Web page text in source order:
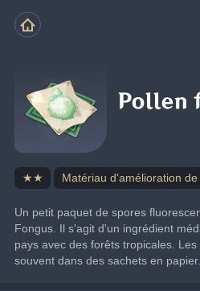
Pollen
★★ Matériau d'amélioration
Un petit paquet de spores
Fongus. Il s'agit d'un ingrédient
pays avec des forêts tropicales.
souvent dans des sachets en papier.